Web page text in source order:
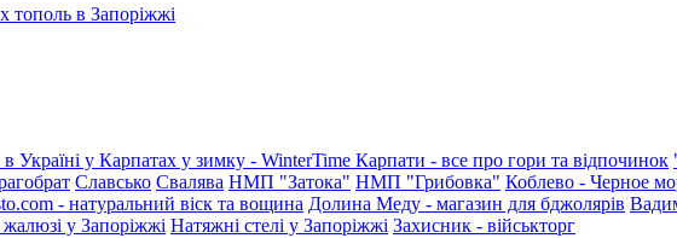
тополь в Запоріжжі
Україні у Карпатах у зимку - WinterTime Карпати - все про гори та відпочинок
Славсько Свалява НМП "Затока" НМП "Грибовка" Коблево - Черное
- натуральний віск та вощина Долина Меду - магазин для бджолярів
у Запоріжжі Натяжні стелі у Запоріжжі Захисник - військторг